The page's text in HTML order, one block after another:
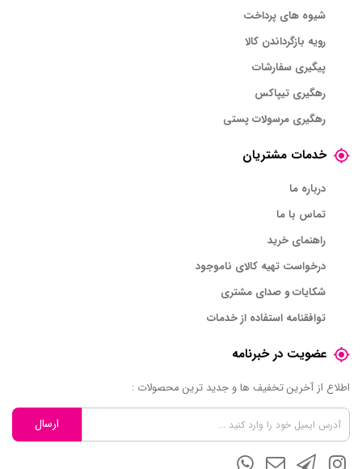
شیوه های پرداخت
رویه بازگرداندن کالا
پیگیری سفارشات
رهگیری تیپاکس
رهگیری مرسولات پستی
خدمات مشتریان
درباره ما
تماس با ما
راهنمای خرید
درخواست تهیه کالای ناموجود
شکایات و صدای مشتری
توافقنامه استفاده از خدمات
عضویت در خبرنامه
اطلاع از آخرین تخفیف ها و جدید ترین محصولات :
ارسال